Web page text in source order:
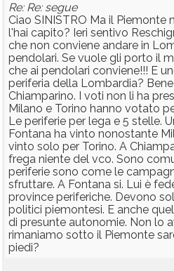
Re: Re: segue
Ciao SINISTRO Ma il Piemonte
l'hai capito? Ieri sentivo
che non conviene andare in
pendolari. Se vuole gli porto il
che ai pendolari conviene!!! E
periferia della Lombardia?
Chiamparino. I voti non li ha
Milano e Torino hanno votato
Le periferie per lega e 5 stelle.
Fontana ha vinto nonostante
vinto solo per Torino. A
frega niente del vco. Sono
periferie sono come le
sfruttare. A Fontana si. Lui è
province periferiche. Devono
politici piemontesi. E anche
di presunte autonomie. Non lo
rimaniamo sotto il Piemonte
piedi?